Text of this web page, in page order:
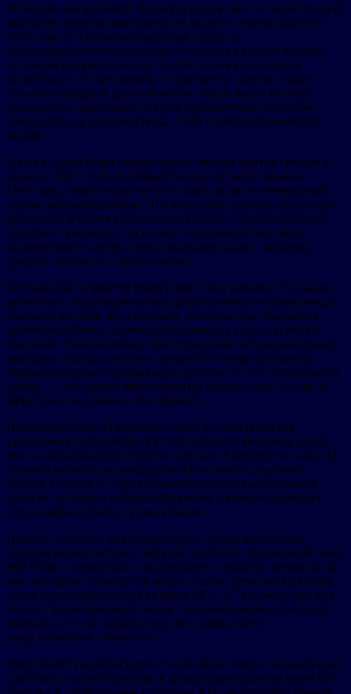
В течение месяца Bitget занимала второе место в мире по доле
рынка бессрочных контрактов на акции в первом квартале
2026 года, что отражает растущий спрос на
токенизированную экспозицию к акциям в рамках крипто-
нативной инфраструктуры. В отчёте также отмечается
устойчивость более широкого рыночного участия: Bitget
сохраняла средний дневной объём торгов выше 10 млрд
долларов на протяжении апреля, одновременно углубляя
ликвидность в криптовалютах, CFD и токенизированных
акциях.
В то же время Bitget зафиксировал чистый приток средств в
размере 359,37 млн долларов в месяц согласно данным
DefiLlama, заняв второе место в мире среди отслеживаемых
централизованных бирж. Эти результаты удалось достичь на
фоне роста участия в токенизированных и мультиактивных
торговых продуктах, поскольку пользователи все чаще
распределяют капитал между рынками акций, сырьевых
товаров, индексов и криптовалют.
Генеральный директор Bitget Грейси Чен заявила, что рынок
движется к интегрированному финансовому участию между
классами активов. По ее словам, пользователи становятся
значительно более ориентированными на кросс-активную
торговлю. Разница между крипторынками и традиционными
рынками становится менее значимой по мере улучшения
инфраструктуры и унификации доступа. То, что наблюдается
сейчас, — это раннее формирование финансовых систем, и
Bitget хочет возглавить этот процесс.
Инфраструктура AI-торговли также в течение месяца
продолжала приближаться к исполнению в реальном рынке.
Рост использования GetAgent, GetClaw, Agent Hub и Gracy AI
отражал увеличение внедрения AI-нативных торговых
систем, а запуск AI Agent Accounts позволил автономным
агентам напрямую взаимодействовать с живыми рынками
через инфраструктуру уровня биржи.
Помимо торговой инфраструктуры, токенизированные
частные рынки набрали обороты: preSPAX, запущенный через
IPO Prime и связанный с экспозицией к SpaceX, превысил 62
млн долларов стоимости в апреле, заняв третье место в мире
среди токенизированных активов PE и VC согласно данным
rwa.xyz. Более широкий сектор токенизированных частных
рынков за тот же период более чем удвоился по
представленной стоимости.
Bitget Wallet также расширил свою экосистему в направлении
платежей и ончейн-доступа к финансовым рынкам через QR-